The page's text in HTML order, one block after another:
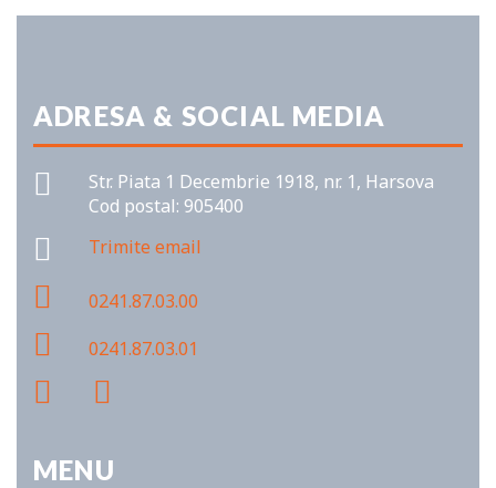
ADRESA & SOCIAL MEDIA
Str. Piata 1 Decembrie 1918, nr. 1, Harsova
Cod postal: 905400
Trimite email
0241.87.03.00
0241.87.03.01
MENU